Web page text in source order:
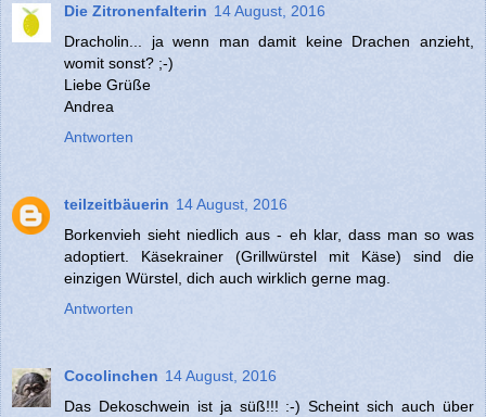
Die Zitronenfalterin 14 August, 2016
Dracholin... ja wenn man damit keine Drachen anzieht,
womit sonst? ;-)
Liebe Grüße
Andrea
Antworten
teilzeitbäuerin 14 August, 2016
Borkenvieh sieht niedlich aus - eh klar, dass man so was
adoptiert. Käsekrainer (Grillwürstel mit Käse) sind die
einzigen Würstel, dich auch wirklich gerne mag.
Antworten
Cocolinchen 14 August, 2016
Das Dekoschwein ist ja süß!!! :-) Scheint sich auch über